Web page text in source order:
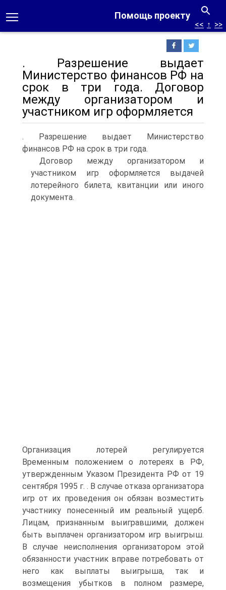
Помощь проекту
<< ↑ >>
. Разрешение выдает
Министерство финансов РФ на
срок в три года. Договор
между организатором и
участником игр оформляется
. Разрешение выдает Министерство
финансов РФ на срок в три года.
Договор между организатором и
участником игр оформляется выдачей
лотерейного билета, квитанции или иного
документа.
Организация лотерей регулируется
Временным положением о лотереях в РФ,
утвержденным Указом Президента РФ от 19
сентября 1995 г. . В случае отказа организатора
игр от их проведения он обязан возместить
участнику понесенный им реальный ущерб.
Лицам, признанным выигравшими, должен
быть выплачен организатором игр выигрыш.
В случае неисполнения организатором этой
обязанности участник вправе потребовать от
него как выплаты выигрыша, так и
возмещения убытков в полном размере,